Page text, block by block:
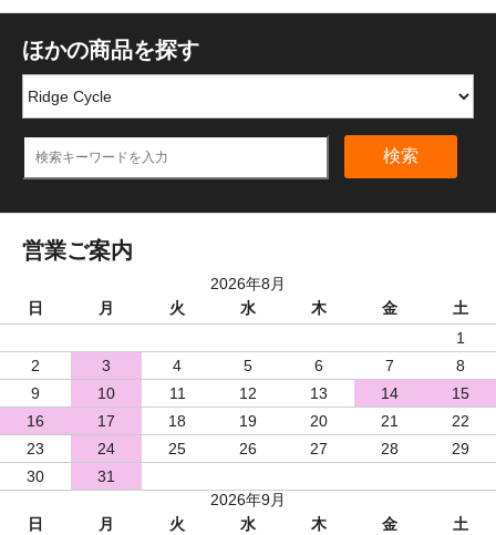
ほかの商品を探す
検索
営業ご案内
2026年8月
日
月 火 水 木 金
土
1
2
3 4 5 6 7
8
9
10 11 12 13 14
15
16
17 18 19 20 21
22
23
24 25 26 27 28
29
30
31
2026年9月
日
月 火 水 木 金
土